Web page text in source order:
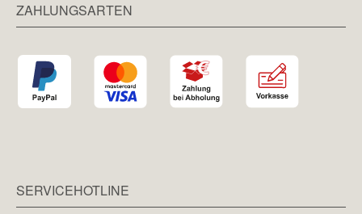
ZAHLUNGSARTEN
SERVICEHOTLINE